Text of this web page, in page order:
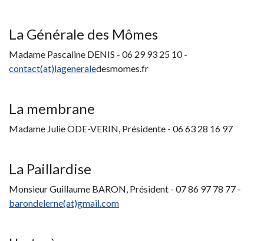
La Générale des Mômes
Madame Pascaline DENIS - 06 29 93 25 10 -
contact(at)lageneraledesmomes.fr
La membrane
Madame Julie ODE-VERIN, Présidente - 06 63 28 16 97
La Paillardise
Monsieur Guillaume BARON, Président - 07 86 97 78 77 -
barondelerne(at)gmail.com